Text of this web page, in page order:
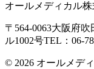
オールメディカル
〒564-0063大阪府吹
ル1002号TEL：06-
© 2026 オールメデ